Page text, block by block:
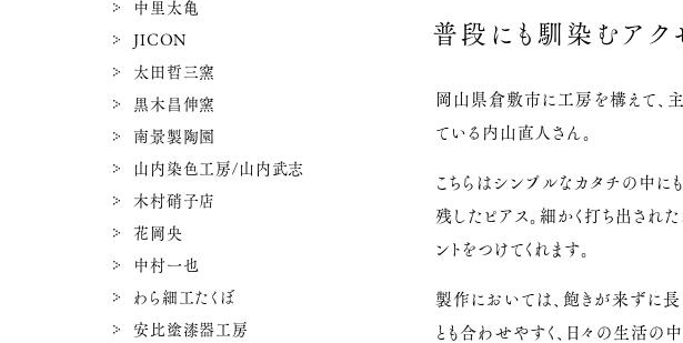
普段にも馴染むアク
岡山県倉敷市に工房を構えて、
ている内山直人さん。
こちらはシンプルなカタチの中に
残したピアス。細かく打ち出され
ントをつけてくれます。
製作においては、飽きが来ずに長
とも合わせやすく、日々の生活の
中里太亀
JICON
太田哲三窯
黒木昌伸窯
南景製陶園
山内染色工房/山内武志
木村硝子店
花岡央
中村一也
わら細工たくぼ
安比塗漆器工房